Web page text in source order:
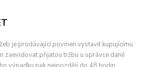
je prodávající povinen vystavit kupujícímu
zaevidovat přijatou tržbu u správce daně